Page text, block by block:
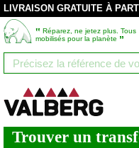
LIVRAISON GRATUITE À
‟ Réparez, ne jetez plus. Tous
mobilisés pour la planète ”
Trouver un